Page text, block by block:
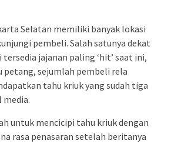
Selatan memiliki banyak lokasi
pembeli. Salah satunya dekat
tersedia jajanan paling ‘hit’ saat ini,
petang, sejumlah pembeli rela
tahu kriuk yang sudah tiga
media.
untuk mencicipi tahu kriuk dengan
rasa penasaran setelah beritanya